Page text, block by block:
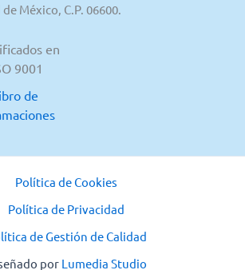
México, C.P. 06600.
en
9001
de
Política de Cookies
Política de Privacidad
de Gestión de Calidad
por Lumedia Studio